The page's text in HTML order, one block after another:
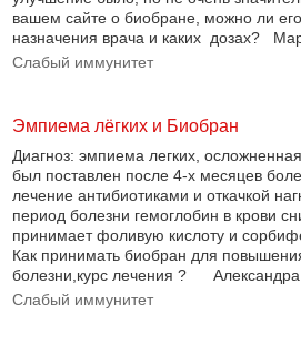
вашем сайте о биобране, можно ли
назначения врача и каких дозах?
Слабый иммунитет
Эмпиема лёгких и Биобран
Диагноз: эмпиема легких,
был поставлен после 4-х месяцев
лечение антибиотиками и откачкой
период болезни гемоглобин в крови
принимает фоливую кислоту и
Как принимать биобран для
болезни,курс лечения ? Александра
Слабый иммунитет